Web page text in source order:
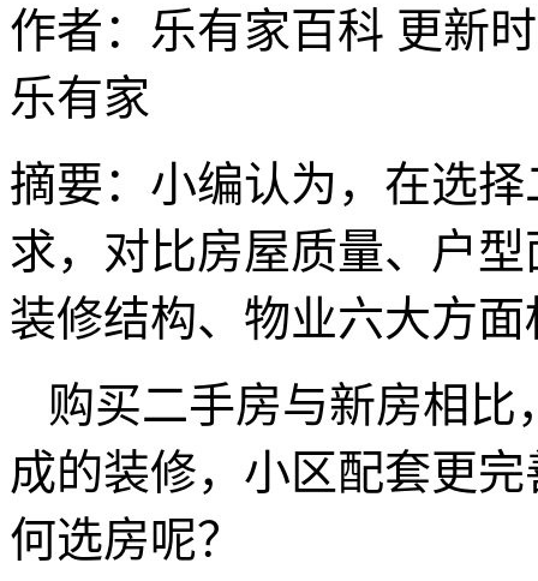
作者：乐有家百科 更新
乐有家
摘要： 小编认为，在选
求，对比房屋质量、户
装修结构、物业六大方
购买二手房与新房相
成的装修，小区配套更
何选房呢？